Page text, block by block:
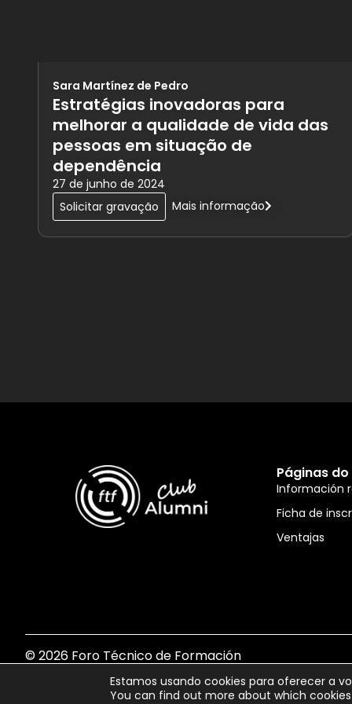
Sara Martínez de Pedro
Estratégias inovadoras para
melhorar a qualidade de vida das
pessoas em situação de
dependência
27 de junho de 2024
Solicitar gravação
Mais informação
Páginas
Información
Ficha de
Ventajas
© 2026 Foro Técnico de Formación
Estamos usando cookies para oferecer a
You can find out more about which